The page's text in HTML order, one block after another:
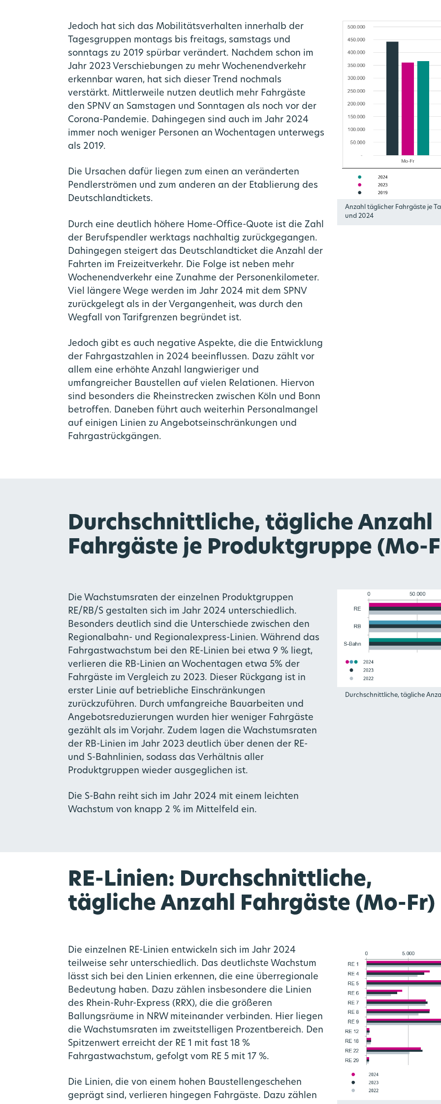
Anzahl täglicher Fahrgäste je
und 2024
Jedoch hat sich das Mobilitätsverhalten innerhalb der
Tagesgruppen montags bis freitags, samstags und
sonntags zu 2019 spürbar verändert. Nachdem schon im
Jahr 2023 Verschiebungen zu mehr Wochenendverkehr
erkennbar waren, hat sich dieser Trend nochmals
verstärkt. Mittlerweile nutzen deutlich mehr Fahrgäste
den SPNV an Samstagen und Sonntagen als noch vor der
Corona-Pandemie. Dahingegen sind auch im Jahr 2024
immer noch weniger Personen an Wochentagen unterwegs
als 2019.
Die Ursachen dafür liegen zum einen an veränderten
Pendlerströmen und zum anderen an der Etablierung des
Deutschlandtickets.
Durch eine deutlich höhere Home-Office-Quote ist die Zahl
der Berufspendler werktags nachhaltig zurückgegangen.
Dahingegen steigert das Deutschlandticket die Anzahl der
Fahrten im Freizeitverkehr. Die Folge ist neben mehr
Wochenendverkehr eine Zunahme der Personenkilometer.
Viel längere Wege werden im Jahr 2024 mit dem SPNV
zurückgelegt als in der Vergangenheit, was durch den
Wegfall von Tarifgrenzen begründet ist.
Jedoch gibt es auch negative Aspekte, die die Entwicklung
der Fahrgastzahlen in 2024 beeinflussen. Dazu zählt vor
allem eine erhöhte Anzahl langwieriger und
umfangreicher Baustellen auf vielen Relationen. Hiervon
sind besonders die Rheinstrecken zwischen Köln und Bonn
betroffen. Daneben führt auch weiterhin Personalmangel
auf einigen Linien zu Angebotseinschränkungen und
Fahrgastrückgängen.
Durchschnittliche, tägliche Anzahl
Fahrgäste je Produktgruppe (Mo-
Durchschnittliche, tägliche
Die Wachstumsraten der einzelnen Produktgruppen
RE/RB/S gestalten sich im Jahr 2024 unterschiedlich.
Besonders deutlich sind die Unterschiede zwischen den
Regionalbahn- und Regionalexpress-Linien. Während das
Fahrgastwachstum bei den RE-Linien bei etwa 9 % liegt,
verlieren die RB-Linien an Wochentagen etwa 5% der
Fahrgäste im Vergleich zu 2023. Dieser Rückgang ist in
erster Linie auf betriebliche Einschränkungen
zurückzuführen. Durch umfangreiche Bauarbeiten und
Angebotsreduzierungen wurden hier weniger Fahrgäste
gezählt als im Vorjahr. Zudem lagen die Wachstumsraten
der RB-Linien im Jahr 2023 deutlich über denen der RE-
und S-Bahnlinien, sodass das Verhältnis aller
Produktgruppen wieder ausgeglichen ist.
Die S-Bahn reiht sich im Jahr 2024 mit einem leichten
Wachstum von knapp 2 % im Mittelfeld ein.
RE-Linien: Durchschnittliche,
tägliche Anzahl Fahrgäste (Mo-Fr)
Die einzelnen RE-Linien entwickeln sich im Jahr 2024
teilweise sehr unterschiedlich. Das deutlichste Wachstum
lässt sich bei den Linien erkennen, die eine überregionale
Bedeutung haben. Dazu zählen insbesondere die Linien
des Rhein-Ruhr-Express (RRX), die die größeren
Ballungsräume in NRW miteinander verbinden. Hier liegen
die Wachstumsraten im zweitstelligen Prozentbereich. Den
Spitzenwert erreicht der RE 1 mit fast 18 %
Fahrgastwachstum, gefolgt vom RE 5 mit 17 %.
Die Linien, die von einem hohen Baustellengeschehen
geprägt sind, verlieren hingegen Fahrgäste. Dazu zählen